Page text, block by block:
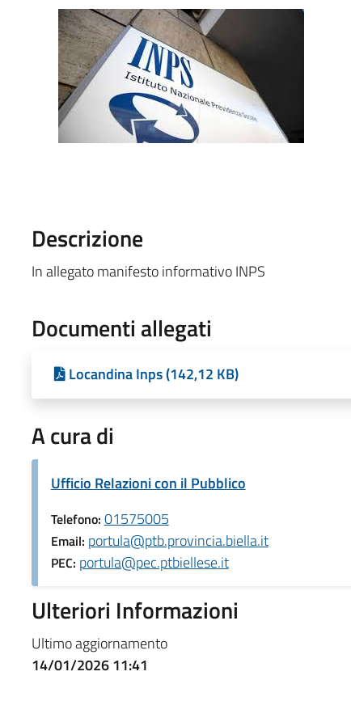
Descrizione
In allegato manifesto informativo INPS
Documenti allegati
Locandina Inps (142,12 KB)
A cura di
Ufficio Relazioni con il Pubblico
Telefono: 01575005
Email: portula@ptb.provincia.biella.it
PEC: portula@pec.ptbiellese.it
Ulteriori Informazioni
Ultimo aggiornamento
14/01/2026 11:41